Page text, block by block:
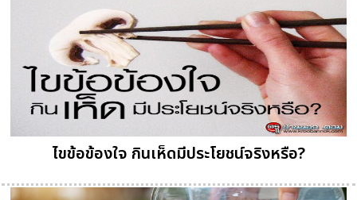
ไขข้อข้องใจ กินเห็ดมีประโยชน์จริงหรือ?